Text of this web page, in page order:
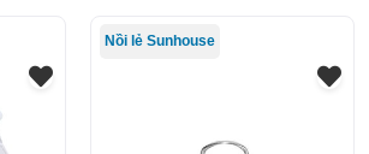
Nồi lẻ Sunhouse